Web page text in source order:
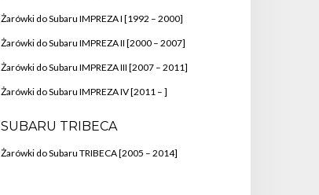
Żarówki do Subaru IMPREZA I [1992 – 2000]
Żarówki do Subaru IMPREZA II [2000 – 2007]
Żarówki do Subaru IMPREZA III [2007 – 2011]
Żarówki do Subaru IMPREZA IV [2011 – ]
SUBARU TRIBECA
Żarówki do Subaru TRIBECA [2005 – 2014]